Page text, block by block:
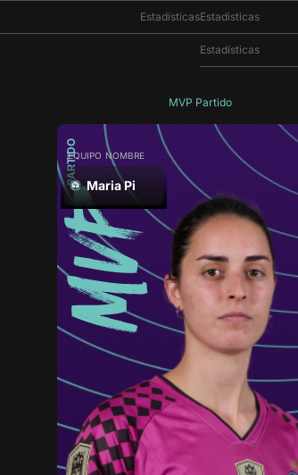
EstadísticasEstadísticas
Estadísticas
MVP Partido
PARTIDO
EQUIPO NOMBRE
Maria Pi